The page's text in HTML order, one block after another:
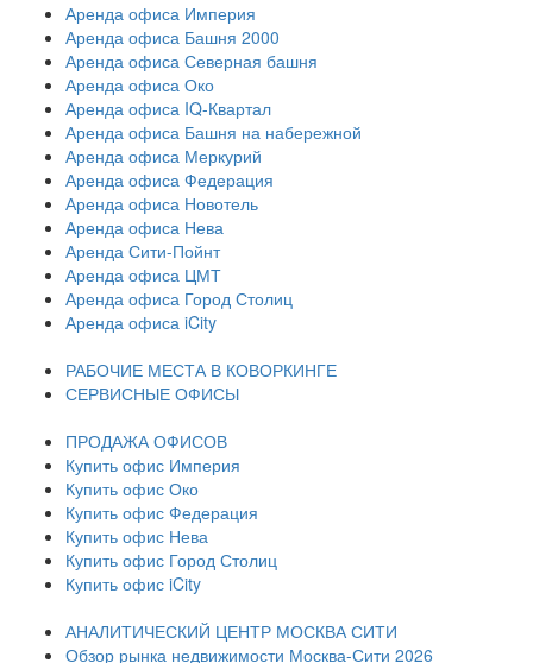
Аренда офиса Империя
Аренда офиса Башня 2000
Аренда офиса Северная башня
Аренда офиса Око
Аренда офиса IQ-Квартал
Аренда офиса Башня на набережной
Аренда офиса Меркурий
Аренда офиса Федерация
Аренда офиса Новотель
Аренда офиса Нева
Аренда Сити-Пойнт
Аренда офиса ЦМТ
Аренда офиса Город Столиц
Аренда офиса iCity
РАБОЧИЕ МЕСТА В КОВОРКИНГЕ
СЕРВИСНЫЕ ОФИСЫ
ПРОДАЖА ОФИСОВ
Купить офис Империя
Купить офис Око
Купить офис Федерация
Купить офис Нева
Купить офис Город Столиц
Купить офис iCity
АНАЛИТИЧЕСКИЙ ЦЕНТР МОСКВА СИТИ
Обзор рынка недвижимости Москва-Сити 2026